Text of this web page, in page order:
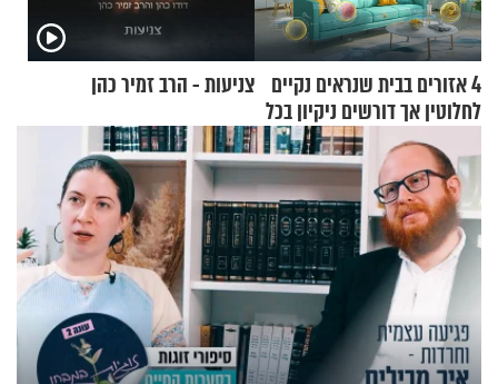
4 אזורים בבית שנראים נקיים
לחלוטין אך דורשים ניקיון בכל
סוף שבוע
צניעות - הרב זמיר כהן